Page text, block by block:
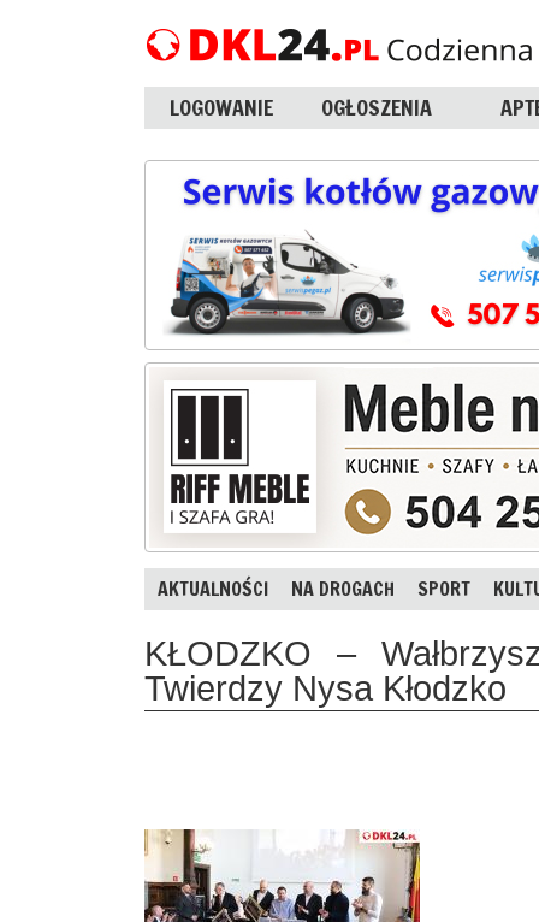
LOGOWANIE OGŁOSZENIA
AKTUALNOŚCI NA DROGACH SPORT
KŁODZKO –
Twierdzy Nysa Kłodzko